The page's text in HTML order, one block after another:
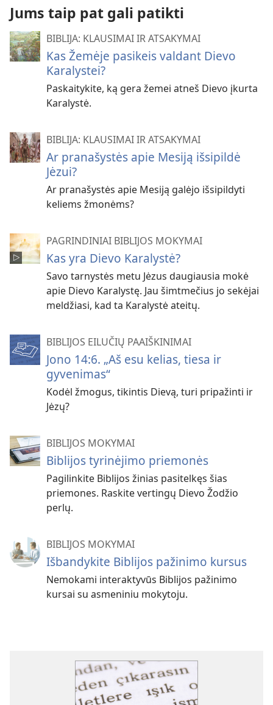
Jums taip pat gali patikti
BIBLIJA: KLAUSIMAI IR ATSAKYMAI
Kas Žemėje pasikeis valdant Dievo
Karalystei?
Paskaitykite, ką gera žemei atneš Dievo įkurta
Karalystė.
BIBLIJA: KLAUSIMAI IR ATSAKYMAI
Ar pranašystės apie Mesiją išsipildė
Jėzui?
Ar pranašystės apie Mesiją galėjo išsipildyti
keliems žmonėms?
PAGRINDINIAI BIBLIJOS MOKYMAI
Kas yra Dievo Karalystė?
Savo tarnystės metu Jėzus daugiausia mokė
apie Dievo Karalystę. Jau šimtmečius jo sekėjai
meldžiasi, kad ta Karalystė ateitų.
BIBLIJOS EILUČIŲ PAAIŠKINIMAI
Jono 14:6. „Aš esu kelias, tiesa ir
gyvenimas“
Kodėl žmogus, tikintis Dievą, turi pripažinti ir
Jėzų?
BIBLIJOS MOKYMAI
Biblijos tyrinėjimo priemonės
Pagilinkite Biblijos žinias pasitelkęs šias
priemones. Raskite vertingų Dievo Žodžio
perlų.
BIBLIJOS MOKYMAI
Išbandykite Biblijos pažinimo kursus
Nemokami interaktyvūs Biblijos pažinimo
kursai su asmeniniu mokytoju.